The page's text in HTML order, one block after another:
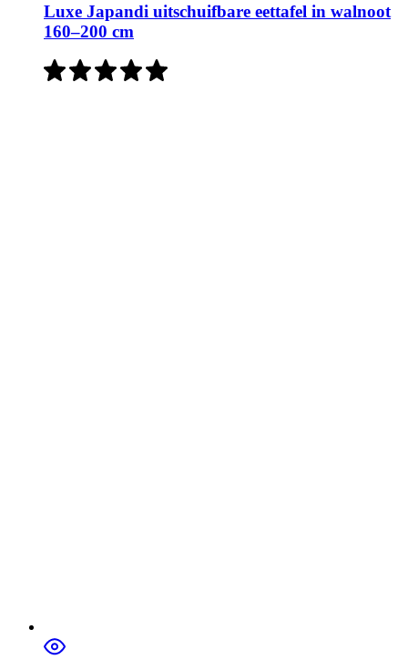
Luxe Japandi uitschuifbare eettafel in walnoot
160–200 cm